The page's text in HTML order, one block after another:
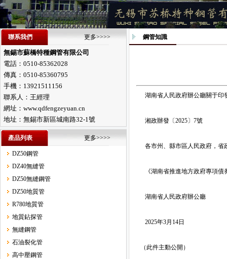
聯系我們 更多>>>>
無錫市蘇橋特種鋼管有限公司
電話：0510-85362028
傳真：0510-85360795
手機：13921511156
聯系人：王經理
網址：www.qdfengzeyuan.cn
地址：無錫市新區城南路32-1號
產品列表 更多>>>>
DZ50鋼管
DZ40無縫管
DZ50無縫鋼管
DZ50地質管
R780地質管
地質鉆探管
無縫鋼管
石油裂化管
高中壓鋼管
鋼管知識
湖南省人民政府辦公廳關于印
湘政辦發〔2025〕7號
各市州、縣市區人民政府，省
《湖南省推進地方政府專項債
湖南省人民政府辦公廳
2025年3月14日
（此件主動公開）